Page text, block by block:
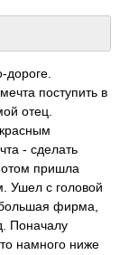
дороге.
поступить в
отец.
- сделать
пришла
Ушел с головой
фирма,
Поначалу
намного ниже